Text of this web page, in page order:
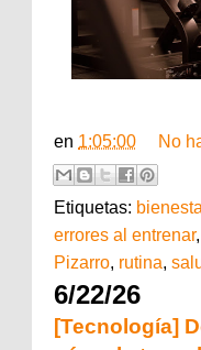
en 1:05:00 No
Etiquetas:
errores al entrenar,
Pizarro, rutina,
6/22/26
[Tecnología]